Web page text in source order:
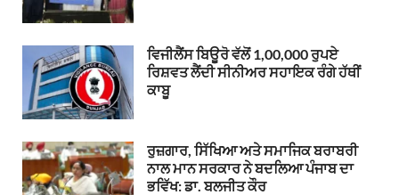
ਵਿਜੀਲੈਂਸ ਬਿਊਰੋ ਵੱਲੋਂ 1,00,000 ਰੁਪਏ
ਰਿਸ਼ਵਤ ਲੈਂਦੀ ਸੀਨੀਅਰ ਸਹਾਇਕ ਰੰਗੇ ਹੱਥੀਂ
ਕਾਬੂ
ਰੁਜ਼ਗਾਰ, ਸਿੱਖਿਆ ਅਤੇ ਸਮਾਜਿਕ ਬਰਾਬਰੀ
ਨਾਲ ਮਾਨ ਸਰਕਾਰ ਨੇ ਬਦਲਿਆ ਪੰਜਾਬ ਦਾ
ਭਵਿੱਖ: ਡਾ. ਬਲਜੀਤ ਕੌਰ